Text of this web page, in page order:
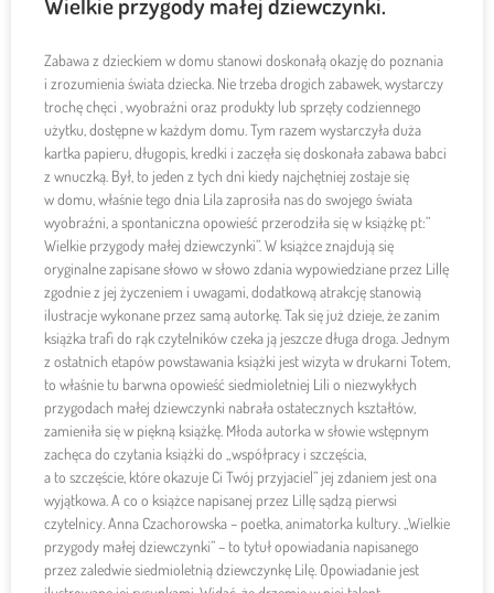
Zabawa z dzieckiem w domu stanowi doskonałą okazję do poznania
i zrozumienia świata dziecka. Nie trzeba drogich zabawek, wystarczy
trochę chęci , wyobraźni oraz produkty lub sprzęty codziennego
użytku, dostępne w każdym domu. Tym razem wystarczyła duża
kartka papieru, długopis, kredki i zaczęła się doskonała zabawa babci
z wnuczką. Był, to jeden z tych dni kiedy najchętniej zostaje się
w domu, właśnie tego dnia Lila zaprosiła nas do swojego świata
wyobraźni, a spontaniczna opowieść przerodziła się w książkę pt:”
Wielkie przygody małej dziewczynki”. W książce znajdują się
oryginalne zapisane słowo w słowo zdania wypowiedziane przez Lillę
zgodnie z jej życzeniem i uwagami, dodatkową atrakcję stanowią
ilustracje wykonane przez samą autorkę. Tak się już dzieje, że zanim
książka trafi do rąk czytelników czeka ją jeszcze długa droga. Jednym
z ostatnich etapów powstawania książki jest wizyta w drukarni Totem,
to właśnie tu barwna opowieść siedmioletniej Lili o niezwykłych
przygodach małej dziewczynki nabrała ostatecznych kształtów,
zamieniła się w piękną książkę. Młoda autorka w słowie wstępnym
zachęca do czytania książki do „współpracy i szczęścia,
a to szczęście, które okazuje Ci Twój przyjaciel” jej zdaniem jest ona
wyjątkowa. A co o książce napisanej przez Lillę sądzą pierwsi
czytelnicy. Anna Czachorowska – poetka, animatorka kultury. „Wielkie
przygody małej dziewczynki” – to tytuł opowiadania napisanego
przez zaledwie siedmioletnią dziewczynkę Lilę. Opowiadanie jest